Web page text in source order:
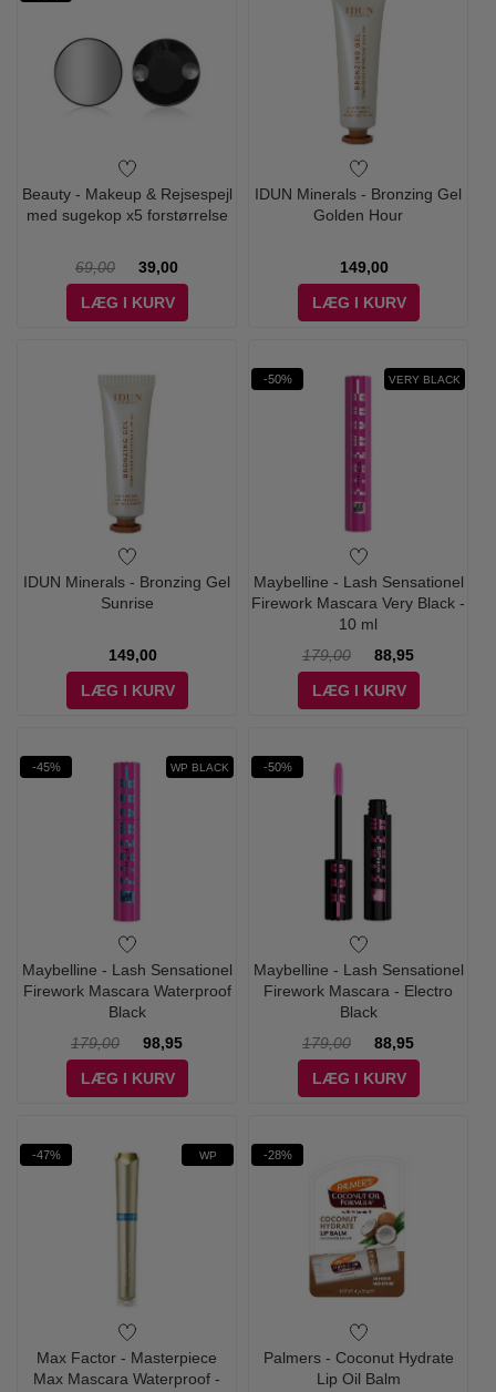
Beauty - Makeup & Rejsespejl
med sugekop x5 forstørrelse
69,00
39,00
LÆG I KURV
IDUN Minerals - Bronzing Gel
Golden Hour
149,00
LÆG I KURV
IDUN Minerals - Bronzing Gel
Sunrise
149,00
LÆG I KURV
-50% VERY BLACK
Maybelline - Lash Sensationel
Firework Mascara Very Black -
10 ml
179,00
88,95
LÆG I KURV
-45% WP BLACK
Maybelline - Lash Sensationel
Firework Mascara Waterproof
Black
179,00
98,95
LÆG I KURV
-50%
Maybelline - Lash Sensationel
Firework Mascara - Electro
Black
179,00
88,95
LÆG I KURV
-47% WP
Max Factor - Masterpiece
Max Mascara Waterproof -
-28%
Palmers - Coconut Hydrate
Lip Oil Balm